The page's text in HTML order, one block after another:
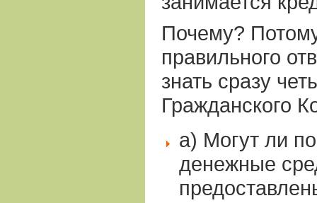
Почему?
правильного
знать сразу
Гражданского
а) Могут ли
денежные